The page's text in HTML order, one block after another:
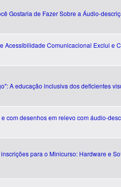
Gostaria de Fazer Sobre a Áudio-
Acessibilidade Comunicacional Exclui e
A educação inclusiva dos deficientes
com desenhos em relevo com áudio-
para o Minicurso: Hardware e